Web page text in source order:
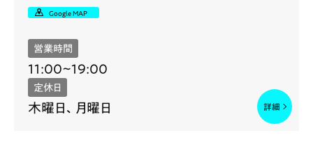
Google MAP
営業時間
11:00~19:00
定休日
木曜日、月曜日